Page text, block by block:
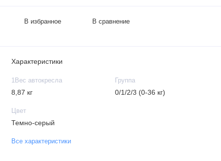
В избранное В сравнение
Характеристики
1Вес автокресла
8,87 кг
Группа
0/1/2/3 (0-36 кг)
Цвет
Темно-серый
Все характеристики